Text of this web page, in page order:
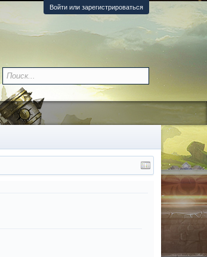
Войти или зарегистрироваться